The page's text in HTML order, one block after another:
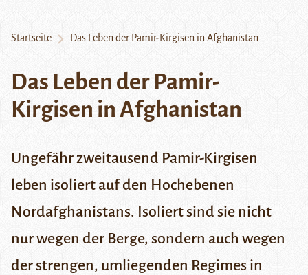
Startseite Das Leben der Pamir-Kirgisen in Afghanistan
Das Leben der Pamir-
Kirgisen in Afghanistan
Ungefähr zweitausend Pamir-Kirgisen
leben isoliert auf den Hochebenen
Nordafghanistans. Isoliert sind sie nicht
nur wegen der Berge, sondern auch wegen
der strengen, umliegenden Regimes in